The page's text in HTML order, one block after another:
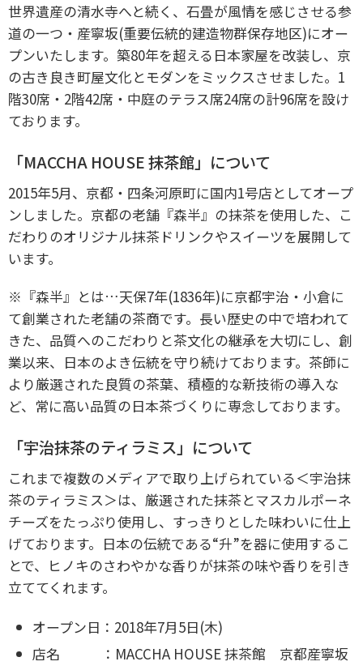
世界遺産の清水寺へと続く、石畳が風情を感じさせる参
道の一つ・産寧坂(重要伝統的建造物群保存地区)にオー
プンいたします。 築80年を超える日本家屋を改装し、京
の古き良き町屋文化とモダンをミックスさせました。1
階30席・2階42席・中庭のテラス席24席の計96席を設け
ております。
「MACCHA HOUSE 抹茶館」について
2015年5月、京都・四条河原町に国内1号店としてオープ
ンしました。 京都の老舗『森半』の抹茶を使用した、こ
だわりのオリジナル抹茶ドリンクやスイーツを展開して
います。
※『森半』とは…天保7年(1836年)に京都宇治・小倉に
て創業された老舗の茶商です。長い歴史の中で培われて
きた、品質へのこだわりと茶文化の継承を大切にし、創
業以来、日本のよき伝統を守り続けております。茶師に
より厳選された良質の茶葉、積極的な新技術の導入な
ど、常に高い品質の日本茶づくりに専念しております。
「宇治抹茶のティラミス」について
これまで複数のメディアで取り上げられている＜宇治抹
茶のティラミス＞は、厳選された抹茶とマスカルポーネ
チーズをたっぷり使用し、すっきりとした味わいに仕上
げております。日本の伝統である“升”を器に使用するこ
とで、ヒノキのさわやかな香りが抹茶の味や香りを引き
立ててくれます。
オープン日：2018年7月5日(木)
店名 ：MACCHA HOUSE 抹茶館 京都産寧坂